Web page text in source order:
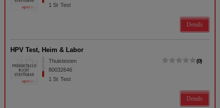
1St Test
Details
HPV Test, Heim & Labor
Thuistesten
80032646
1St Test
0
Details